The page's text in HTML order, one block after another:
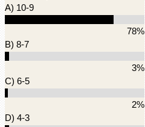
A) 10-9
78%
B) 8-7
3%
C) 6-5
2%
D) 4-3